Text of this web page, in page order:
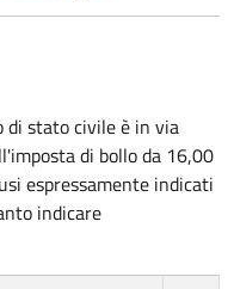
di stato civile è in via
di bollo da 16,00
espressamente indicati
indicare